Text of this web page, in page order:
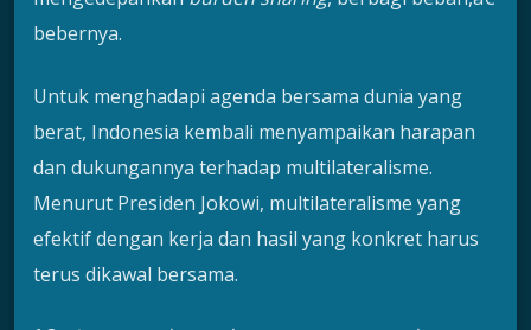
bebernya.
Untuk menghadapi agenda bersama dunia yang
berat, Indonesia kembali menyampaikan harapan
dan dukungannya terhadap multilateralisme.
Menurut Presiden Jokowi, multilateralisme yang
efektif dengan kerja dan hasil yang konkret harus
terus dikawal bersama.